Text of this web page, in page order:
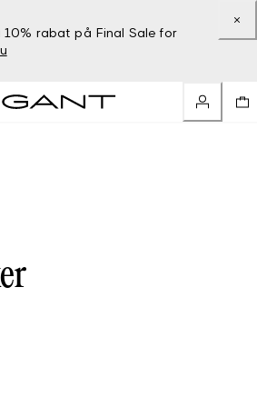
10% rabat på Final Sale for